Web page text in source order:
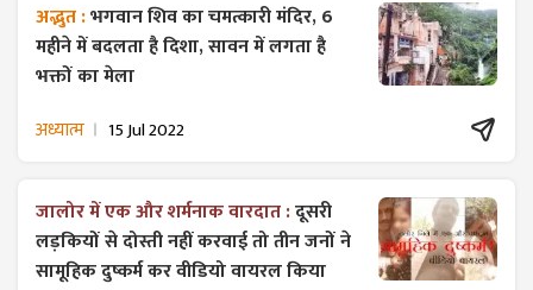
अद्भुत :भगवान शिव का चमत्कारी मंदिर, 6
महीने में बदलता है दिशा, सावन में लगता है
भक्तों का मेला
अध्यात्म 15 Jul 2022
जालोर में एक और शर्मनाक वारदात :दूसरी
लड़कियों से दोस्ती नहीं करवाई तो तीन जनों ने
सामूहिक दुष्कर्म कर वीडियो वायरल किया